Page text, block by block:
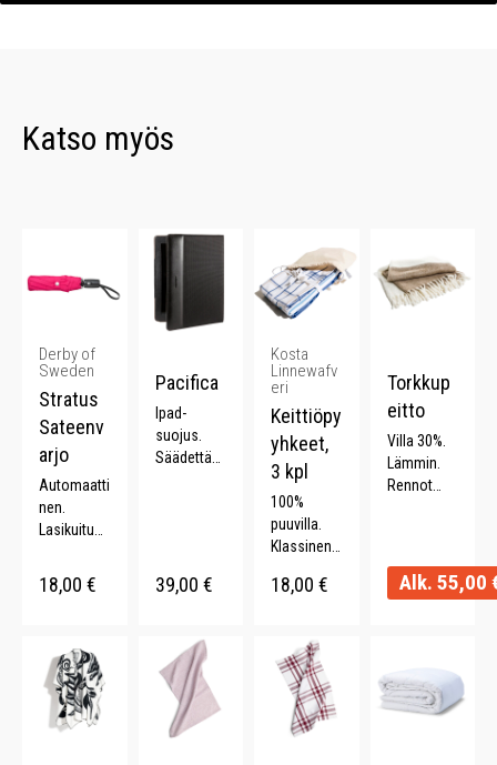
Katso myös
Derby of
Sweden
Stratus
Sateenv
arjo
Automaatti
nen.
Lasikuitua.
muovikahv
a. Pituus
95 cm.
18,00 €
Pacifica
Ipad-
suojus.
Säädettävä
Kestävä. .
39,00 €
Kosta
Linnewafv
eri
Keittiöpy
yhkeet,
3 kpl
100%
puuvilla.
Klassinen
Lahjapuss
18,00 €
Torkkup
eitto
Villa 30%.
Lämmin.
Rennot
170 cm.
Alk. 55,00